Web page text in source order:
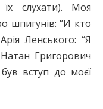
слухати). Моя
шпигунів: “И кто
Ленського: “Я
Григорович
вступ до моєї